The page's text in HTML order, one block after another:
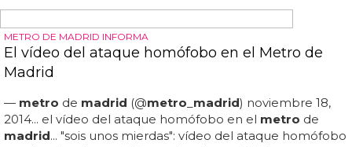
hombres homosexuales de origen mexicano, de 30 y de
55 años, estaban charlando en la plaza de chueca
cuando alrededor de las 2:30 de la madrugada del
personas...